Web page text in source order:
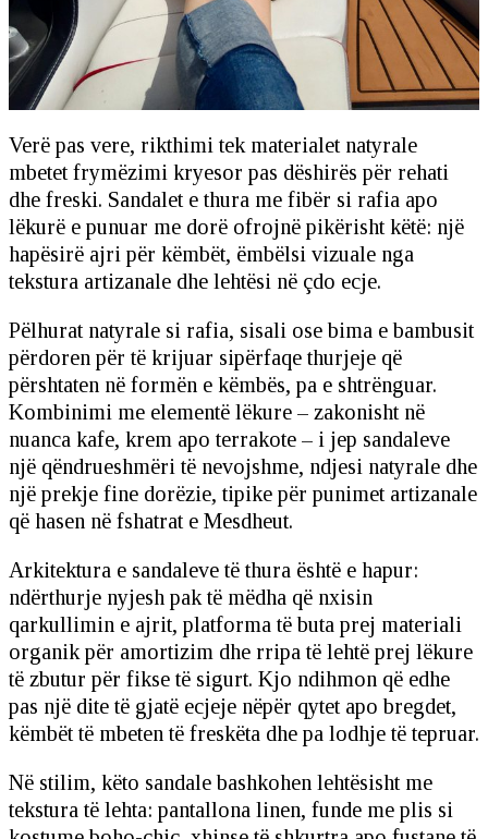
Verë pas vere, rikthimi tek materialet natyrale
mbetet frymëzimi kryesor pas dëshirës për rehati
dhe freski. Sandalet e thura me fibër si rafia apo
lëkurë e punuar me dorë ofrojnë pikërisht këtë: një
hapësirë ajri për këmbët, ëmbëlsi vizuale nga
tekstura artizanale dhe lehtësi në çdo ecje.
Pëlhurat natyrale si rafia, sisali ose bima e bambusit
përdoren për të krijuar sipërfaqe thurjeje që
përshtaten në formën e këmbës, pa e shtrënguar.
Kombinimi me elementë lëkure – zakonisht në
nuanca kafe, krem apo terrakote – i jep sandaleve
një qëndrueshmëri të nevojshme, ndjesi natyrale dhe
një prekje fine dorëzie, tipike për punimet artizanale
që hasen në fshatrat e Mesdheut.
Arkitektura e sandaleve të thura është e hapur:
ndërthurje nyjesh pak të mëdha që nxisin
qarkullimin e ajrit, platforma të buta prej materiali
organik për amortizim dhe rripa të lehtë prej lëkure
të zbutur për fikse të sigurt. Kjo ndihmon që edhe
pas një dite të gjatë ecjeje nëpër qytet apo bregdet,
këmbët të mbeten të freskëta dhe pa lodhje të tepruar.
Në stilim, këto sandale bashkohen lehtësisht me
tekstura të lehta: pantallona linen, funde me plis si